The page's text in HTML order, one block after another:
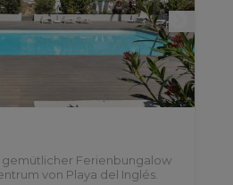
gemütlicher Ferienbungalow
von Playa del Inglés.